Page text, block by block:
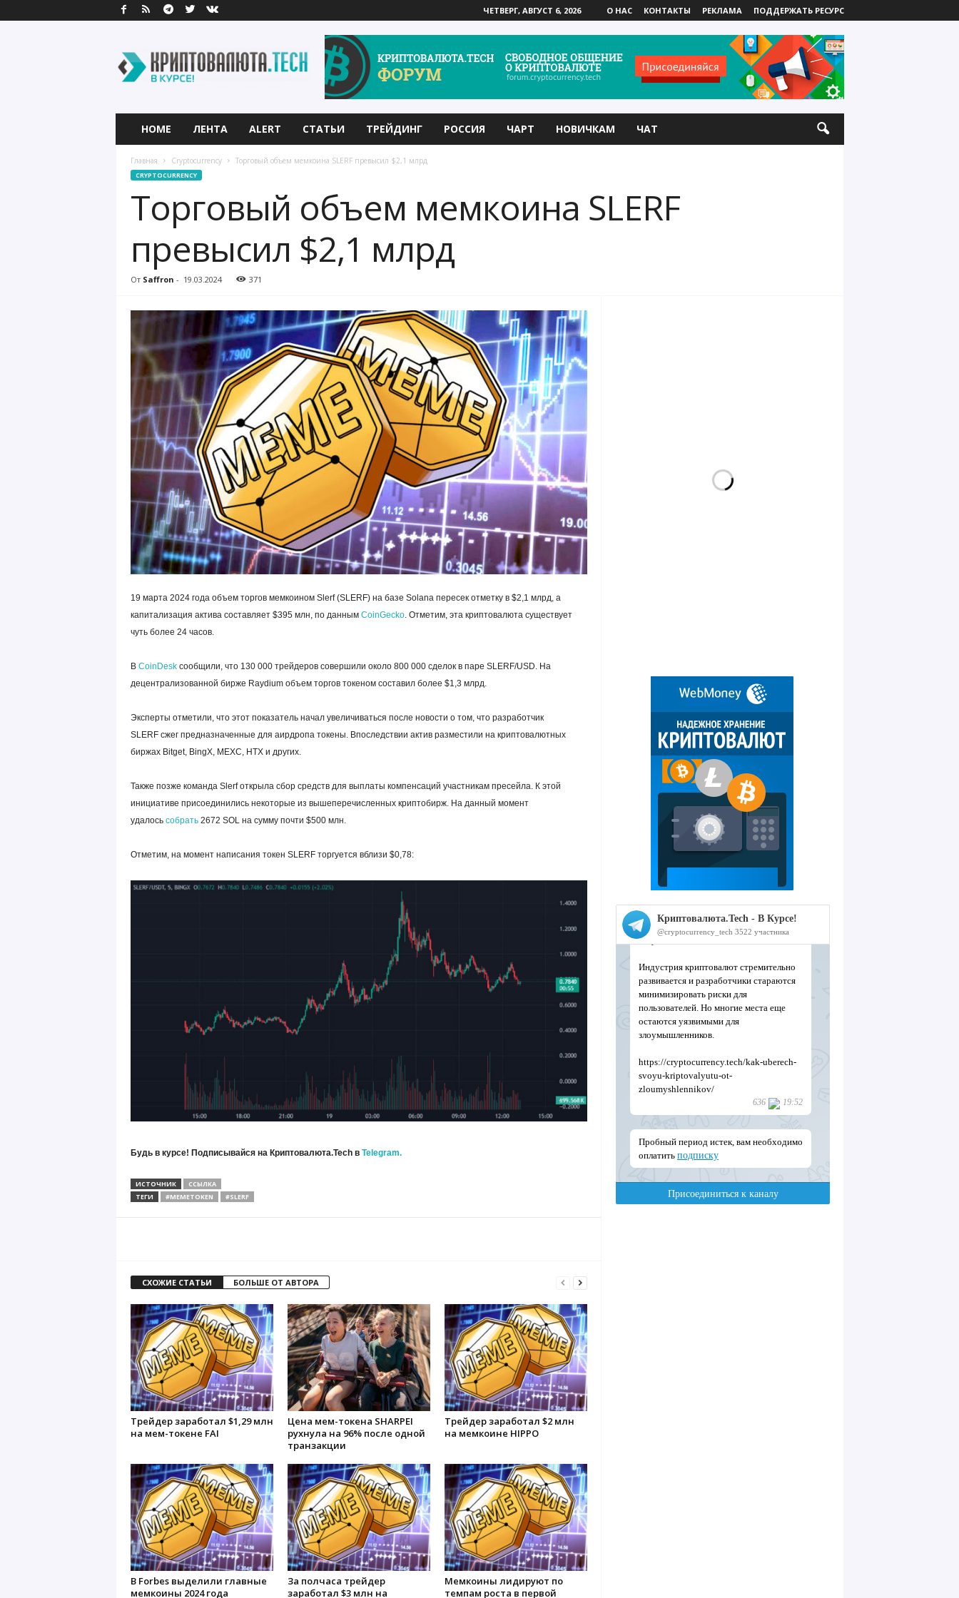
ЧЕТВЕРГ, АВГУСТ 6, 2026 О НАС КОНТАКТЫ РЕКЛАМА ПОДДЕРЖАТЬ РЕСУРС
и
HOME ЛЕНТА ALERT СТАТЬИ ТРЕЙДИНГ РОССИЯ ЧАРТ НОВИЧКАМ ЧАТ
Главная Cryptocurrency Торговый объем мемкоина SLERF превысил $2,1 млрд
CRYPTOCURRENCY
Торговый объем мемкоина SLERF
превысил $2,1 млрд
От Saffron - 19.03.2024 371
19 марта 2024 года объем торгов мемкоином Slerf (SLERF) на базе Solana пересек отметку в $2,1 млрд, а
капитализация актива составляет $395 млн, по данным CoinGecko. Отметим, эта криптовалюта существует
чуть более 24 часов.
В CoinDeskсообщили, что 130 000 трейдеров совершили около 800 000 сделок в паре SLERF/USD. На
децентрализованной бирже Raydium объем торгов токеном составил более $1,3 млрд.
Эксперты отметили, что этот показатель начал увеличиваться после новости о том, что разработчик
SLERF сжег предназначенные для аирдропа токены. Впоследствии актив разместили на криптовалютных
биржах Bitget, BingX, MEXC, HTX и других.
Также позже команда Slerf открыла сбор средств для выплаты компенсаций участникам пресейла. К этой
инициативе присоединились некоторые из вышеперечисленных криптобирж. На данный момент
удалось собрать2672 SOL на сумму почти $500 млн.
Отметим, на момент написания токен SLERF торгуется вблизи $0,78:
Будь в курсе! Подписывайся на Криптовалюта.Tech в Telegram.
ИСТОЧНИК
ССЫЛКА
ТЕГИ
#MEMETOKEN #SLERF
СХОЖИЕ СТАТЬИ БОЛЬШЕ ОТ АВТОРА
Трейдер заработал $1,29 млн
на мем-токене FAI
Цена мем-токена SHARPEI
рухнула на 96% после одной
транзакции
Трейдер заработал $2 млн
на мемкоине HIPPO
В Forbes выделили главные
мемкоины 2024 года
За полчаса трейдер
заработал $3 млн на
Мемкоины лидируют по
темпам роста в первой